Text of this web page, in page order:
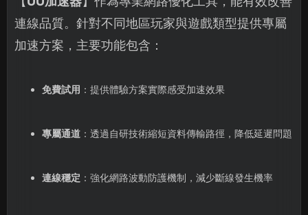
連線品質。針對不同地區玩家與遊戲類型提供專屬
加速方案，主要功能包含：
免費試用 ：提供體驗方案實際感受加速效果
專屬通道：透過自研技術縮短資料傳輸路徑，降低延遲問題
連線穩定 ：強化網路波動防護機制，減少斷線發生機率